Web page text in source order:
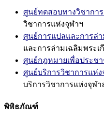
ศูนย์ทดสอบทางวิชากา
วิชาการแห่งจุฬาฯ
ศูนย์การแปลและการล่า
และการล่ามเฉลิมพระเ
ศูนย์กฎหมายเพื่อประช
ศูนย์บริการวิชาการแห่
บริการวิชาการแห่งจุฬ
พิพิธภัณฑ์